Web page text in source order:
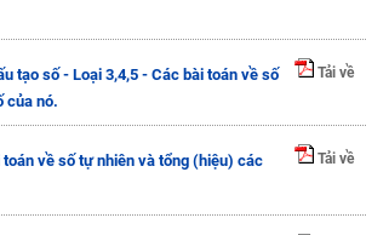
tạo số - Loại 3,4,5 - Các bài toán về số
của nó.
Tải về
về số tự nhiên và tổng (hiệu) các
Tải về